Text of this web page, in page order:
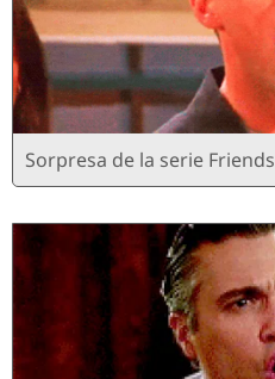
Sorpresa de la serie Friends